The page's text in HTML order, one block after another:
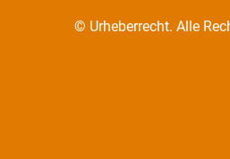
© Urheberrecht. Alle